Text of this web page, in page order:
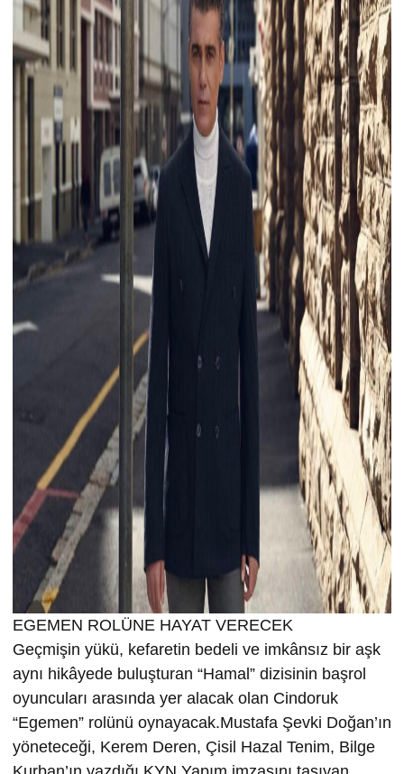
EGEMEN ROLÜNE HAYAT VERECEK
Geçmişin yükü, kefaretin bedeli ve imkânsız bir aşk
aynı hikâyede buluşturan “Hamal” dizisinin başrol
oyuncuları arasında yer alacak olan Cindoruk
“Egemen” rolünü oynayacak.Mustafa Şevki Doğan’ın
yöneteceği, Kerem Deren, Çisil Hazal Tenim, Bilge